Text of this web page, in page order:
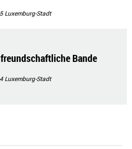
Luxemburg-Stadt
Bande
Luxemburg-Stadt